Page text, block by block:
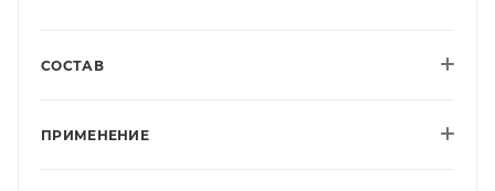
СОСТАВ
ПРИМЕНЕНИЕ